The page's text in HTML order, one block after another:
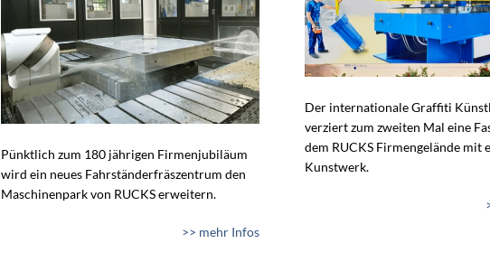
Pünktlich zum 180 jährigen Firmenjubiläum
wird ein neues Fahrständerfräszentrum den
Maschinenpark von RUCKS erweitern.
>> mehr Infos
Der internationale Graffiti
verziert zum zweiten Mal eine
dem RUCKS Firmengelände mit
Kunstwerk.